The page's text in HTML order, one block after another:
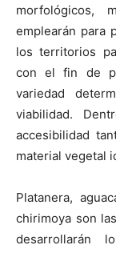
morfológicos,
emplearán para
los territorios
con el fin de
variedad
viabilidad.
accesibilidad
material vegetal
Platanera,
chirimoya son
desarrollarán